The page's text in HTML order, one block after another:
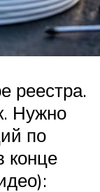
реестра.
Нужно
по
конце